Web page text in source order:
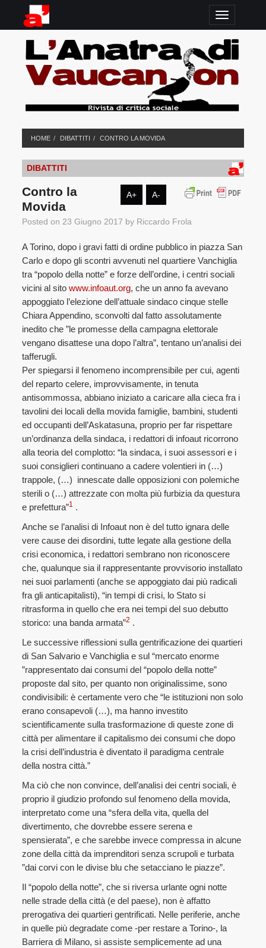
TOGGLE
HOME DIBATTITI CONTRO LA MOVIDA
DIBATTITI
A+ A-
Contro la
Movida
Posted on 23 Giugno 2017 by Riccardo Frola
A Torino, dopo i gravi fatti di ordine pubblico in piazza San
Carlo e dopo gli scontri avvenuti nel quartiere Vanchiglia
tra “popolo della notte” e forze dell’ordine, i centri sociali
vicini al sitowww.infoaut.org, che un anno fa avevano
appoggiato l’elezione dell’attuale sindaco cinque stelle
Chiara Appendino, sconvolti dal fatto assolutamente
inedito che ”le promesse della campagna elettorale
vengano disattese una dopo l’altra”, tentano un’analisi dei
tafferugli.
Per spiegarsi il fenomeno incomprensibile per cui, agenti
del reparto celere, improvvisamente, in tenuta
antisommossa, abbiano iniziato a caricare alla cieca fra i
tavolini dei locali della movida famiglie, bambini, studenti
ed occupanti dell’Askatasuna, proprio per far rispettare
un’ordinanza della sindaca, i redattori di infoaut ricorrono
alla teoria del complotto: “la sindaca, i suoi assessori e i
suoi consiglieri continuano a cadere volentieri in (…)
trappole, (…) innescate dalle opposizioni con polemiche
sterili o (…) attrezzate con molta più furbizia da questura
e prefettura”1
.
Anche se l’analisi di Infoaut non è del tutto ignara delle
vere cause dei disordini, tutte legate alla gestione della
crisi economica, i redattori sembrano non riconoscere
che, qualunque sia il rappresentante provvisorio installato
nei suoi parlamenti (anche se appoggiato dai più radicali
fra gli anticapitalisti), “in tempi di crisi, lo Stato si
ritrasforma in quello che era nei tempi del suo debutto
storico: una banda armata”2 .
Le successive riflessioni sulla gentrificazione dei quartieri
di San Salvario e Vanchiglia e sul “mercato enorme
”rappresentato dai consumi del “popolo della notte”
proposte dal sito, per quanto non originalissime, sono
condivisibili: è certamente vero che “le istituzioni non solo
erano consapevoli (…), ma hanno investito
scientificamente sulla trasformazione di queste zone di
città per alimentare il capitalismo dei consumi che dopo
la crisi dell’industria è diventato il paradigma centrale
della nostra città.”
Ma ciò che non convince, dell’analisi dei centri sociali, è
proprio il giudizio profondo sul fenomeno della movida,
interpretato come una “sfera della vita, quella del
divertimento, che dovrebbe essere serena e
spensierata”, e che sarebbe invece compressa in alcune
zone della città da imprenditori senza scrupoli e turbata
”dai corvi con le divise blu che setacciano le piazze”.
Il “popolo della notte”, che si riversa urlante ogni notte
nelle strade della città (e del paese), non è affatto
prerogativa dei quartieri gentrificati. Nelle periferie, anche
in quelle più degradate come -per restare a Torino-, la
Barriera di Milano, si assiste semplicemente ad una